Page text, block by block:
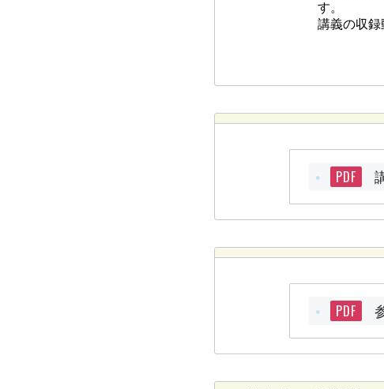
す。
講義の収録
PDF
PDF